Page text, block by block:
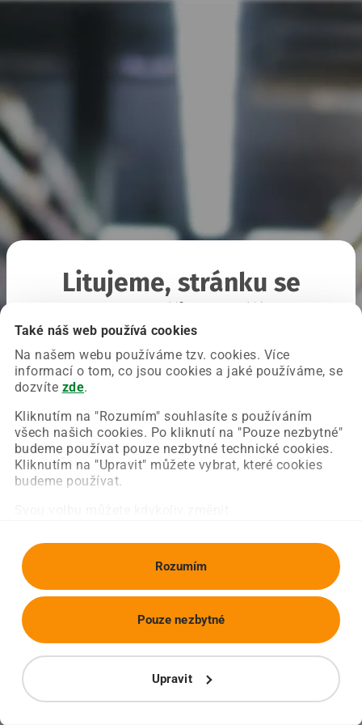
Také náš web používá cookies
Na našem webu používáme tzv. cookies. Více
informací o tom, co jsou cookies a jaké používáme, se
dozvíte zde.
Kliknutím na "Rozumím" souhlasíte s používáním
všech našich cookies. Po kliknutí na "Pouze nezbytné"
budeme používat pouze nezbytné technické cookies.
Kliknutím na "Upravit" můžete vybrat, které cookies
budeme používat.
Rozumím
Upravit
Pouze nezbytné
Litujeme, stránku se
Chyba nastala na naší straně a už ji opravujeme.
Zkuste prosím znovu načíst požadovanou stránku.
Obnovit stránku Úvodní strana